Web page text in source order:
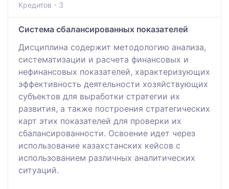
Кредитов - 3
Система сбалансированных показателей
Дисциплина содержит методологию анализа,
систематизации и расчета финансовых и
нефинансовых показателей, характеризующих
эффективность деятельности хозяйствующих
субъектов для выработки стратегии их
развития, а также построения стратегических
карт этих показателей для проверки их
сбалансированности. Освоение идет через
использование казахстанских кейсов с
использованием различных аналитических
ситуаций.